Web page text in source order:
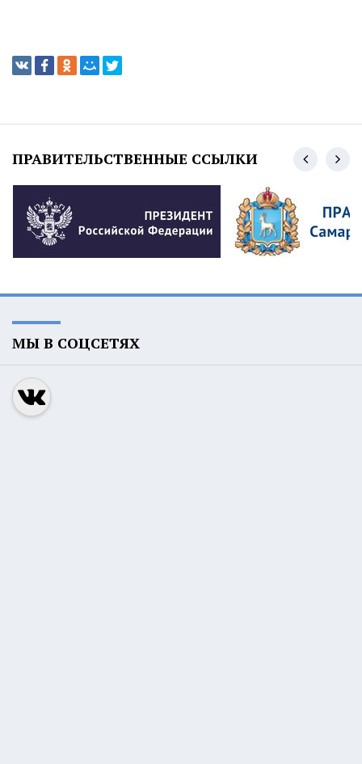
ПРАВИТЕЛЬСТВЕННЫЕ ССЫЛКИ
МЫ В СОЦСЕТЯХ